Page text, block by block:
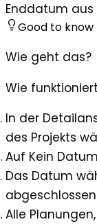
Enddatum aus
Good to know
Wie geht das?
Wie
In der
des Projekts
Auf Kein
Das Datum
Alle